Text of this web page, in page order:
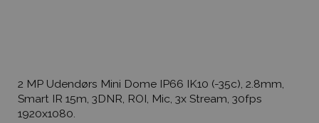
2 MP Udendørs Mini Dome IP66 IK10 (-35c), 2.8mm,
Smart IR 15m, 3DNR, ROI, Mic, 3x Stream, 30fps
1920x1080.